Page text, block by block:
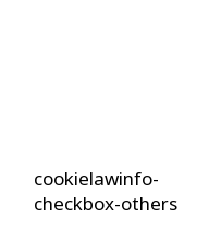
cookielawinfo-
checkbox-others